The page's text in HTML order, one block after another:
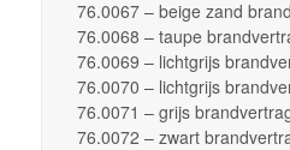
76.0067 – beige zand
76.0068 – taupe
76.0069 – lichtgrijs
76.0070 – lichtgrijs
76.0071 – grijs
76.0072 – zwart